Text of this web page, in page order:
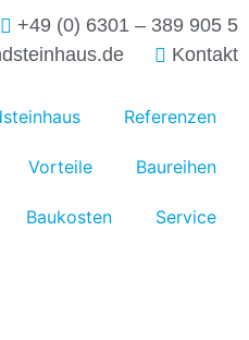
+49 (0) 6301 – 389 905 5
Kontakt
Referenzen
Vorteile Baureihen
Baukosten Service